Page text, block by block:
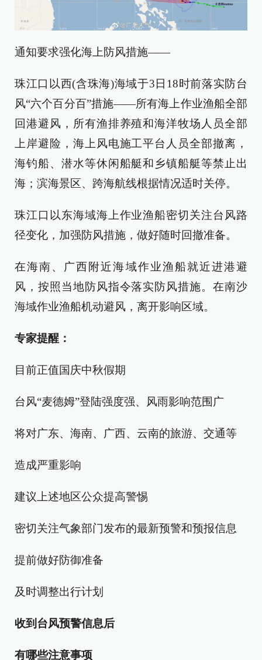
通知要求强化海上防风措施——
珠江口以西(含珠海)海域于3日18时前落实防台
风“六个百分百”措施——所有海上作业渔船全部
回港避风，所有渔排养殖和海洋牧场人员全部
上岸避险，海上风电施工平台人员全部撤离，
海钓船、潜水等休闲船艇和乡镇船艇等禁止出
海；滨海景区、跨海航线根据情况适时关停。
珠江口以东海域海上作业渔船密切关注台风路
径变化，加强防风措施，做好随时回撤准备。
在海南、广西附近海域作业渔船就近进港避
风，按照当地防风指令落实防风措施。在南沙
海域作业渔船机动避风，离开影响区域。
专家提醒：
目前正值国庆中秋假期
台风“麦德姆”登陆强度强、风雨影响范围广
将对广东、海南、广西、云南的旅游、交通等
造成严重影响
建议上述地区公众提高警惕
密切关注气象部门发布的最新预警和预报信息
提前做好防御准备
及时调整出行计划
收到台风预警信息后
有哪些注意事项